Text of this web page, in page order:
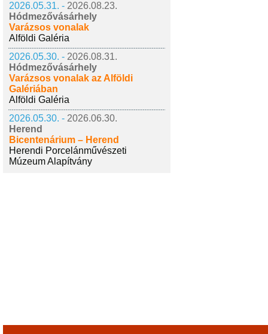
2026.05.31. - 2026.08.23.
Hódmezővásárhely
Varázsos vonalak
Alföldi Galéria
2026.05.30. - 2026.08.31.
Hódmezővásárhely
Varázsos vonalak az Alföldi
Galériában
Alföldi Galéria
2026.05.30. - 2026.06.30.
Herend
Bicentenárium – Herend
Herendi Porcelánművészeti
Múzeum Alapítvány